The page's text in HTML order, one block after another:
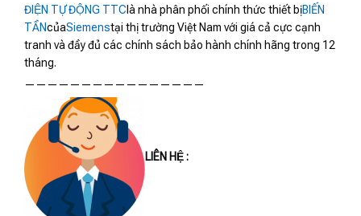
ĐIỆN TỰ ĐỘNG TTC là nhà phân phối chính thức thiết bịBIẾN
TẦNcủaSiemenstại thị trường Việt Nam với giá cả cực cạnh
tranh và đầy đủ các chính sách bảo hành chính hãng trong 12
tháng.
————————————————
LIÊN HỆ :